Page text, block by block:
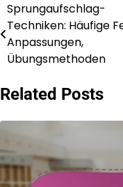
Post
navigation
Sprungaufschlag-
Techniken: Häufige
Anpassungen,
Übungsmethoden
Related Posts